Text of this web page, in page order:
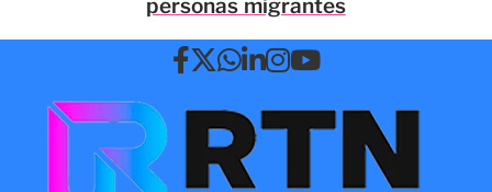
personas migrantes